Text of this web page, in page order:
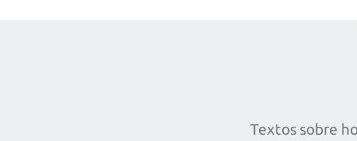
Textos sobre